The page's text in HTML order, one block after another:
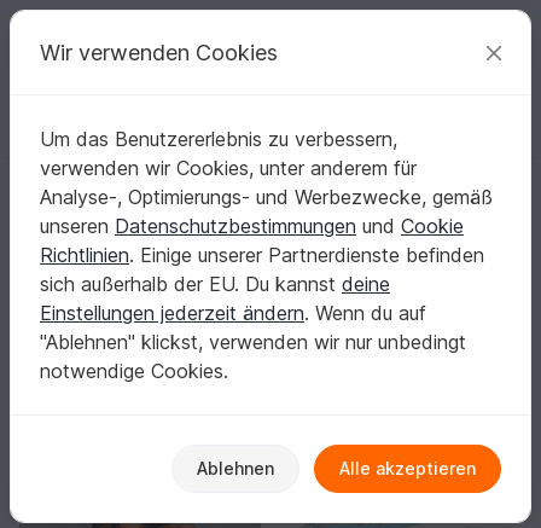
Deine kreativen Ideen
Deutsch | € (EUR) einloggen Kostenlos registrieren
Startseite Häkeln Taschen Clutch
Clutch häkeln: Dein elegantes Statement für
jeden Anlass
Eine selbst gehäkelte Clutch ist klein, aber wirkungsvoll.
Mehr anzeigen
Taschen
Wir verwenden Cookies
Um das Benutzererlebnis zu verbessern,
verwenden wir Cookies, unter anderem für
Analyse-, Optimierungs- und Werbezwecke, gemäß
unseren Datenschutzbestimmungen und Cookie
Richtlinien. Einige unserer Partnerdienste befinden
sich außerhalb der EU. Du kannst deine
Einstellungen jederzeit ändern. Wenn du auf
"Ablehnen" klickst, verwenden wir nur unbedingt
notwendige Cookies.
Ablehnen Alle akzeptieren